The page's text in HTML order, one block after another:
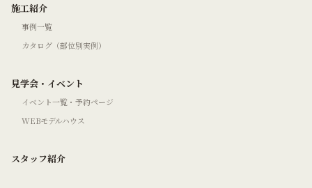
施工紹介
事例一覧
カタログ（部位別実例）
見学会・イベント
イベント一覧・予約ページ
WEBモデルハウス
スタッフ紹介